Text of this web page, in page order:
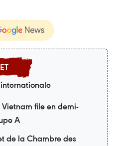
file en demi-
A
de la Chambre des